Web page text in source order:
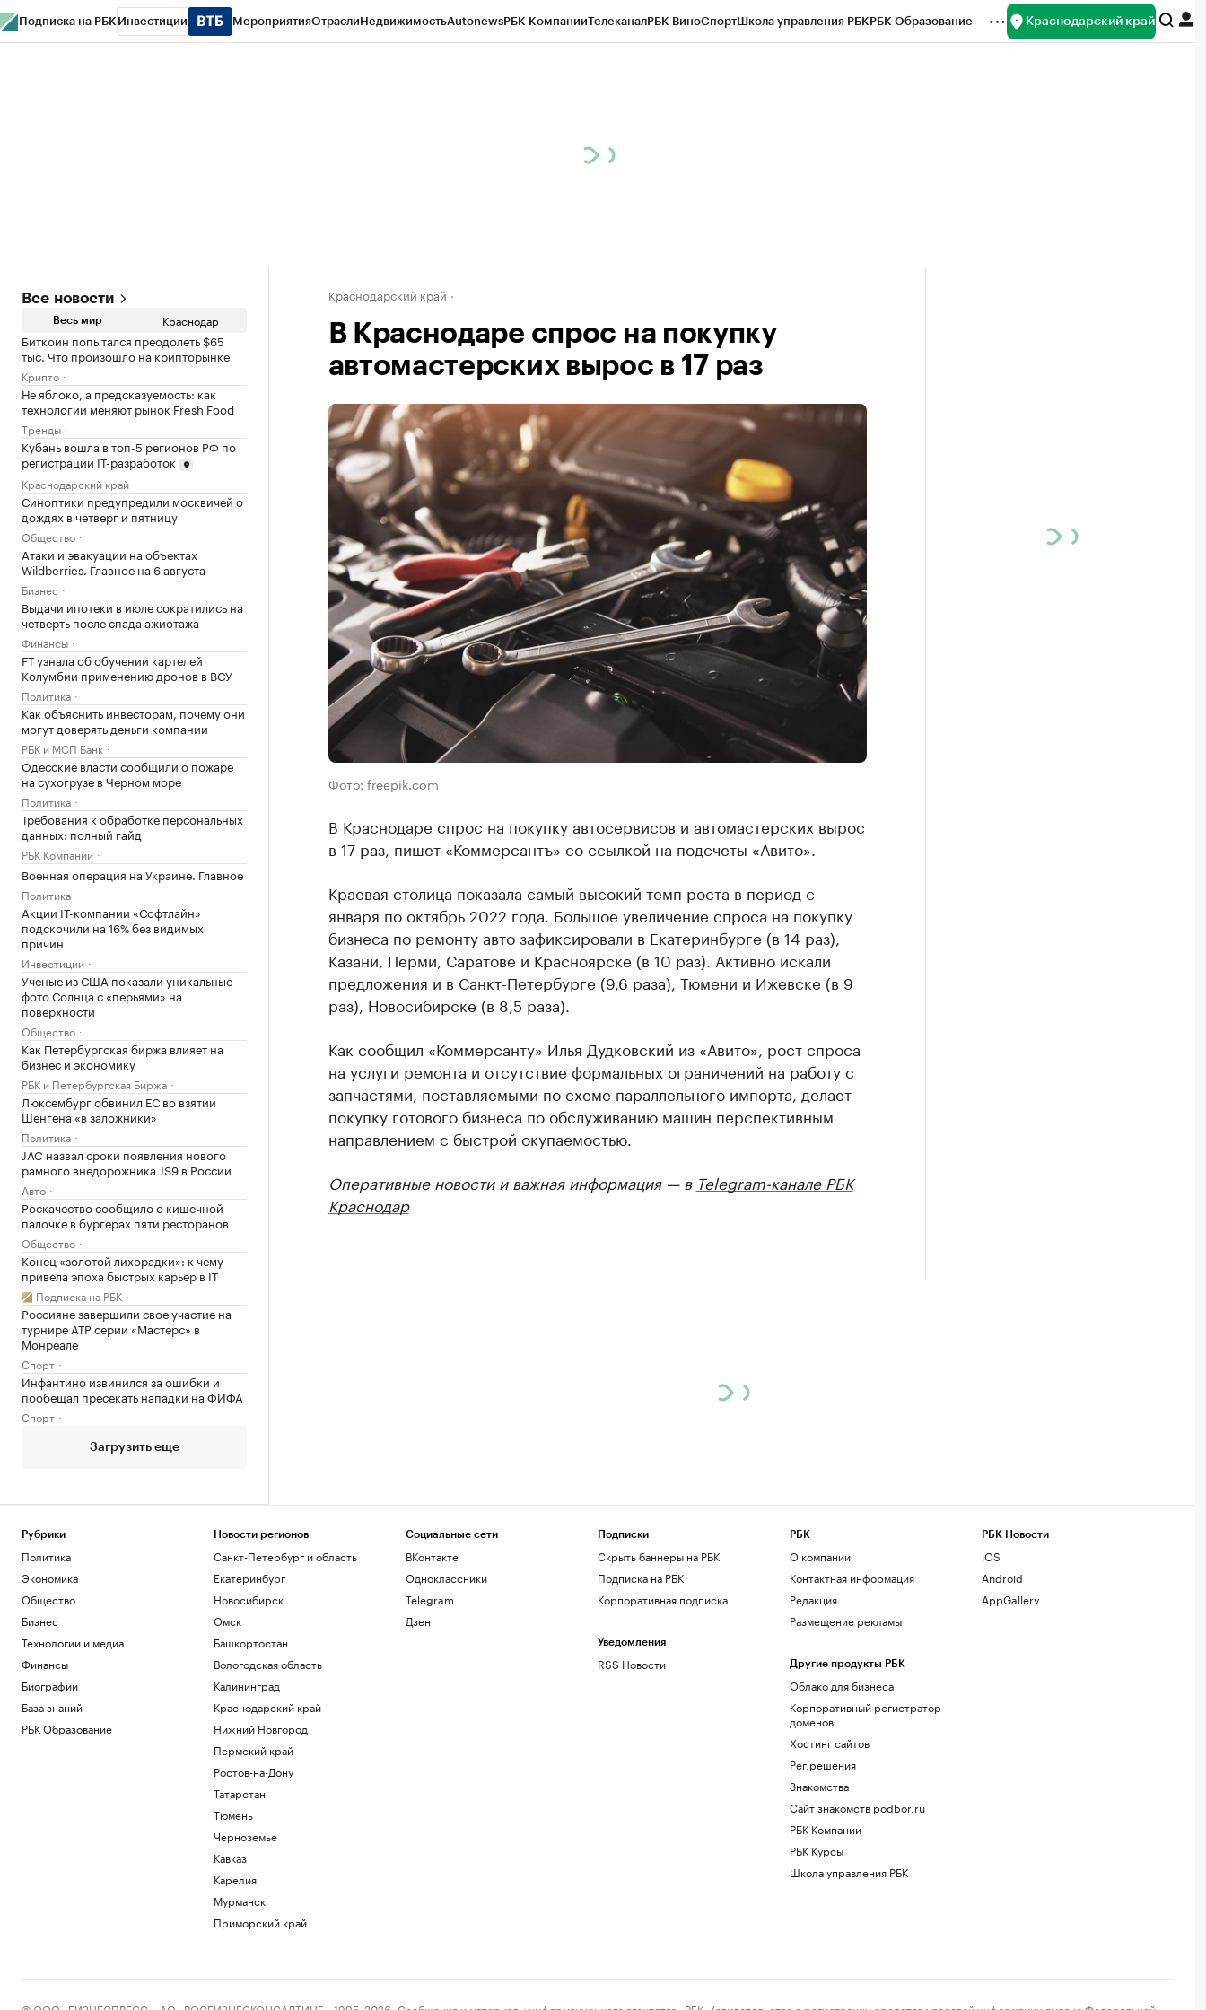
Подписка на РБК Инвестиции МероприятияОтраслиНедвижимостьAutonewsРБК КомпанииТелеканалРБК ВиноСпортШкола управления РБКРБК Образование Краснодарский край
Все новости
Весь мир Краснодар
Биткоин попытался преодолеть $65
тыс. Что произошло на крипторынке
Крипто
Не яблоко, а предсказуемость: как
технологии меняют рынок Fresh Food
Тренды
Кубань вошла в топ-5 регионов РФ по
регистрации IТ-разработок
Краснодарский край
Синоптики предупредили москвичей о
дождях в четверг и пятницу
Общество
Атаки и эвакуации на объектах
Wildberries. Главное на 6 августа
Бизнес
Выдачи ипотеки в июле сократились на
четверть после спада ажиотажа
Финансы
FT узнала об обучении картелей
Колумбии применению дронов в ВСУ
Политика
Как объяснить инвесторам, почему они
могут доверять деньги компании
РБК и МСП Банк
Одесские власти сообщили о пожаре
на сухогрузе в Черном море
Политика
Требования к обработке персональных
данных: полный гайд
РБК Компании
Военная операция на Украине. Главное
Политика
Акции IT-компании «Софтлайн»
подскочили на 16% без видимых
причин
Инвестиции
Ученые из США показали уникальные
фото Солнца с «перьями» на
поверхности
Общество
Как Петербургская биржа влияет на
бизнес и экономику
РБК и Петербургская Биржа
Люксембург обвинил ЕС во взятии
Шенгена «в заложники»
Политика
JAC назвал сроки появления нового
рамного внедорожника JS9 в России
Авто
Роскачество сообщило о кишечной
палочке в бургерах пяти ресторанов
Общество
Конец «золотой лихорадки»: к чему
привела эпоха быстрых карьер в IT
Подписка на РБК
Россияне завершили свое участие на
турнире ATP серии «Мастерс» в
Монреале
Спорт
Инфантино извинился за ошибки и
пообещал пресекать нападки на ФИФА
Спорт
Загрузить еще
Краснодарский край
В Краснодаре спрос на покупку
автомастерских вырос в 17 раз
Фото: freepik.com
В Краснодаре спрос на покупку автосервисов и автомастерских вырос
в 17 раз, пишет «Коммерсантъ» со ссылкой на подсчеты «Авито».
Краевая столица показала самый высокий темп роста в период с
января по октябрь 2022 года. Большое увеличение спроса на покупку
бизнеса по ремонту авто зафиксировали в Екатеринбурге (в 14 раз),
Казани, Перми, Саратове и Красноярске (в 10 раз). Активно искали
предложения и в Санкт-Петербурге (9,6 раза), Тюмени и Ижевске (в 9
раз), Новосибирске (в 8,5 раза).
Как сообщил «Коммерсанту» Илья Дудковский из «Авито», рост спроса
на услуги ремонта и отсутствие формальных ограничений на работу с
запчастями, поставляемыми по схеме параллельного импорта, делает
покупку готового бизнеса по обслуживанию машин перспективным
направлением с быстрой окупаемостью.
Оперативные новости и важная информация — в Telegram-канале РБК
Краснодар
Рубрики
Политика
Экономика
Общество
Бизнес
Технологии и медиа
Финансы
Биографии
База знаний
РБК Образование
Новости регионов
Санкт-Петербург и область
Екатеринбург
Новосибирск
Омск
Башкортостан
Вологодская область
Калининград
Краснодарский край
Нижний Новгород
Пермский край
Ростов-на-Дону
Татарстан
Тюмень
Черноземье
Кавказ
Карелия
Мурманск
Приморский край
Социальные сети
ВКонтакте
Одноклассники
Telegram
Дзен
Подписки
Скрыть баннеры на РБК
Подписка на РБК
Корпоративная подписка
Уведомления
RSS Новости
РБК
О компании
Контактная информация
Редакция
Размещение рекламы
Другие продукты РБК
Облако для бизнеса
Корпоративный регистратор
доменов
Хостинг сайтов
Рег.решения
Знакомства
Сайт знакомств podbor.ru
РБК Компании
РБК Курсы
Школа управления РБК
РБК Новости
iOS
Android
AppGallery